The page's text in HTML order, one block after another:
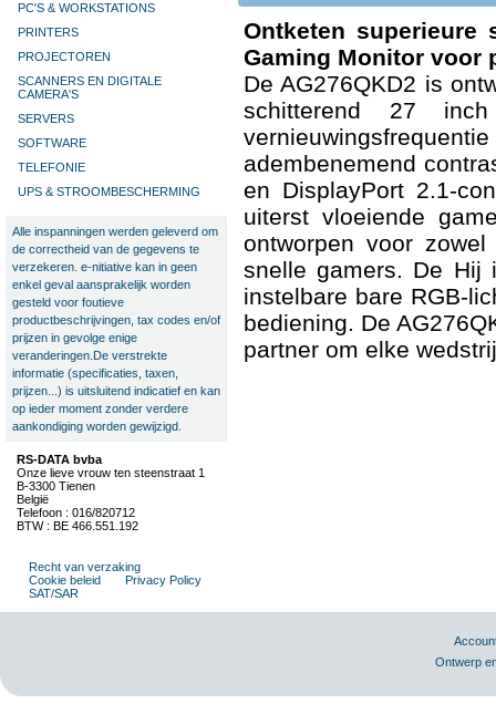
PC'S & WORKSTATIONS
PRINTERS
PROJECTOREN
SCANNERS EN DIGITALE
CAMERA'S
SERVERS
SOFTWARE
TELEFONIE
UPS & STROOMBESCHERMING
Alle inspanningen werden geleverd om
de correctheid van de gegevens te
verzekeren. e-nitiative kan in geen
enkel geval aansprakelijk worden
gesteld voor foutieve
productbeschrijvingen, tax codes en/of
prijzen in gevolge enige
veranderingen.De verstrekte
informatie (specificaties, taxen,
prijzen...) is uitsluitend indicatief en kan
op ieder moment zonder verdere
aankondiging worden gewijzigd.
RS-DATA bvba
Onze lieve vrouw ten steenstraat 1
B-3300 Tienen
België
Telefoon : 016/820712
BTW : BE 466.551.192
Recht van verzaking
Cookie beleid
Privacy Policy
SAT/SAR
Ontketen superieure
Gaming Monitor voor
De AG276QKD2 is
schitterend 27
adembenemend
en DisplayPort 2.1-
uiterst vloeiende
ontworpen voor
snelle gamers. De Hij
instelbare bare RGB-
bediening. De
partner om elke
Ontwerp